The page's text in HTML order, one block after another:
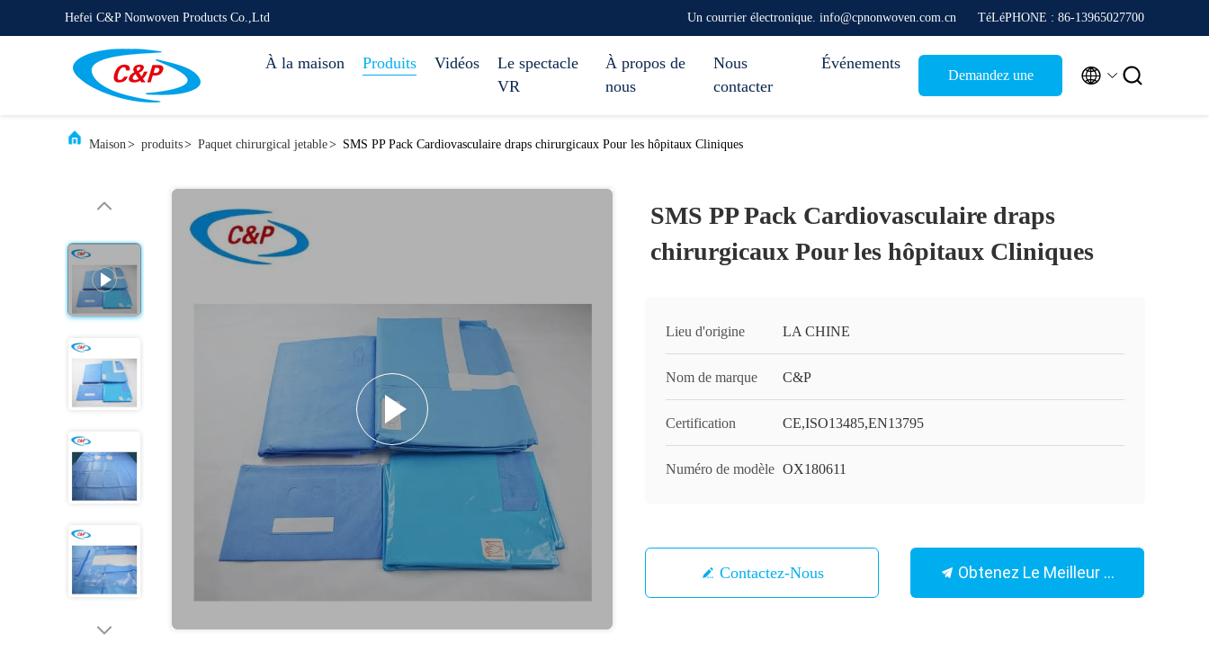
Hefei C&P Nonwoven Products Co.,Ltd Un courrier électronique. info@cpnonwoven.com.cn TéLéPHONE : 86-13965027700
À la maison Produits Vidéos
Le spectacle
VR
À propos de
nous
Nous
contacter
Événements
Demandez une  
Maison> produits> Paquet chirurgical jetable> SMS PP Pack Cardiovasculaire draps chirurgicaux Pour les hôpitaux Cliniques
SMS PP Pack Cardiovasculaire draps
chirurgicaux Pour les hôpitaux Cliniques
Lieu d'origine LA CHINE
Nom de marque C&P
Certification CE,ISO13485,EN13795
Numéro de modèle OX180611
Contactez-Nous Obtenez Le Meilleur Prix